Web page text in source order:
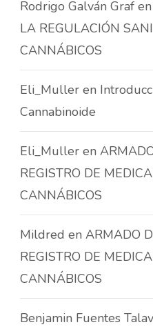
Rodrigo Galván Graf en
LA REGULACIÓN
CANNÁBICOS
Eli_Muller en
Cannabinoide
Eli_Muller en
REGISTRO DE
CANNÁBICOS
Mildred en ARMADO
REGISTRO DE
CANNÁBICOS
Benjamin Fuentes